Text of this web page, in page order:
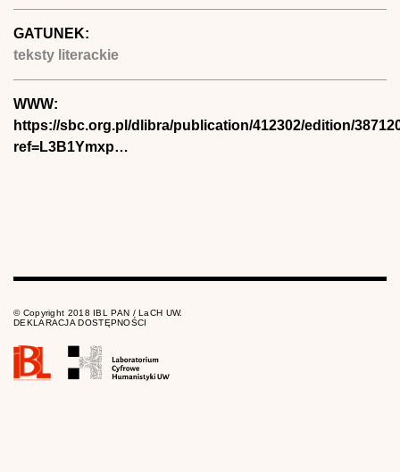
GATUNEK:
teksty literackie
WWW:
https://sbc.org.pl/dlibra/publication/412302/edition/
ref=L3B1Ymxp…
© Copyright 2018 IBL PAN / LaCH UW.
DEKLARACJA DOSTĘPNOŚCI